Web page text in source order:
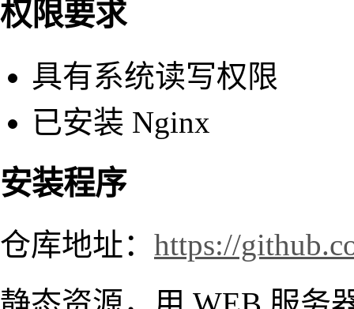
权限要求
具有系统读写权限
已安装 Nginx
安装程序
仓库地址： https://